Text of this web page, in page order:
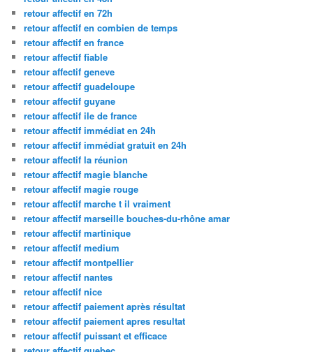
retour affectif en 72h
retour affectif en combien de temps
retour affectif en france
retour affectif fiable
retour affectif geneve
retour affectif guadeloupe
retour affectif guyane
retour affectif ile de france
retour affectif immédiat en 24h
retour affectif immédiat gratuit en 24h
retour affectif la réunion
retour affectif magie blanche
retour affectif magie rouge
retour affectif marche t il vraiment
retour affectif marseille bouches-du-rhône amar
retour affectif martinique
retour affectif medium
retour affectif montpellier
retour affectif nantes
retour affectif nice
retour affectif paiement après résultat
retour affectif paiement apres resultat
retour affectif puissant et efficace